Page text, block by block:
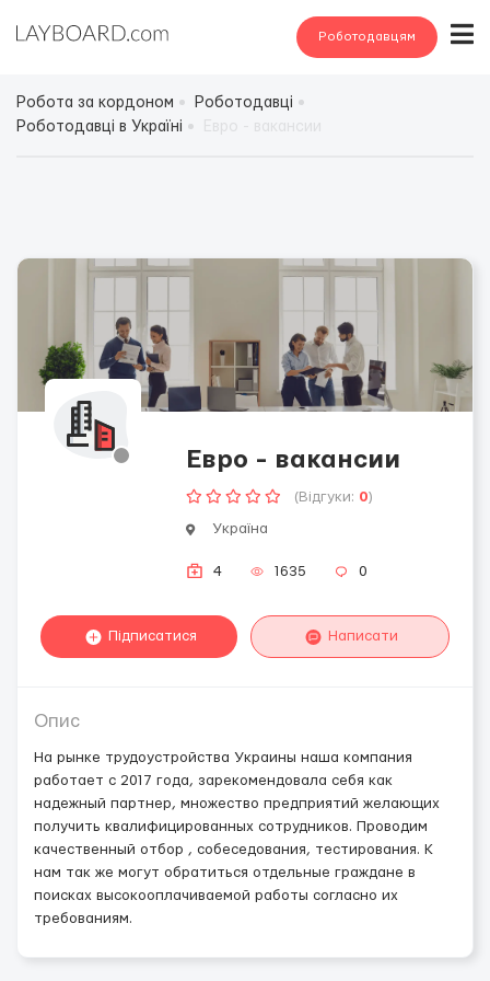
Роботодавцям
Робота за кордоном
Роботодавці
Роботодавці в Україні
Евро - вакансии
(Відгуки: 0)
Україна
4 1635 0
Підписатися Написати
Опис
На рынке трудоустройства Украины наша компания
работает с 2017 года, зарекомендовала себя как
надежный партнер, множество предприятий желающих
получить квалифицированных сотрудников. Проводим
качественный отбор , собеседования, тестирования. К
нам так же могут обратиться отдельные граждане в
поисках высокооплачиваемой работы согласно их
требованиям.